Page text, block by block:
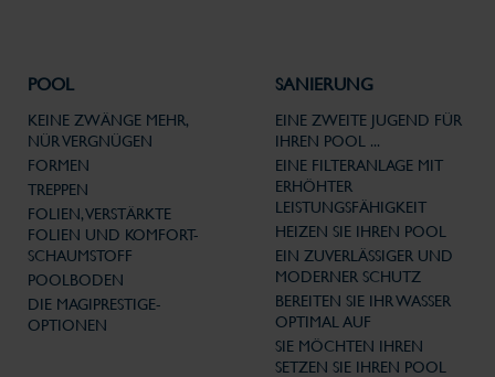
POOL
KEINE ZWÄNGE MEHR,
NÜR VERGNÜGEN
FORMEN
TREPPEN
FOLIEN, VERSTÄRKTE
FOLIEN UND KOMFORT-
SCHAUMSTOFF
POOLBODEN
DIE MAGIPRESTIGE-
OPTIONEN
SANIERUNG
EINE ZWEITE JUGEND FÜR
IHREN POOL ...
EINE FILTERANLAGE MIT
ERHÖHTER
LEISTUNGSFÄHIGKEIT
HEIZEN SIE IHREN POOL
EIN ZUVERLÄSSIGER UND
MODERNER SCHUTZ
BEREITEN SIE IHR WASSER
OPTIMAL AUF
SIE MÖCHTEN IHREN
SETZEN SIE IHREN POOL